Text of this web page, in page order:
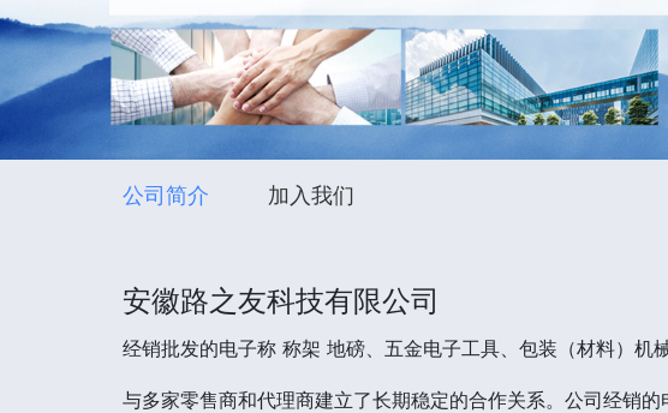
公司简介 加入我们
安徽路之友科技有限公司
经销批发的电子称 称架 地磅、五金电子工具、包装（材料）
与多家零售商和代理商建立了长期稳定的合作关系。公司经销